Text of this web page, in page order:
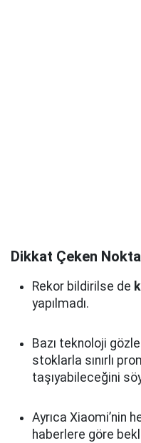
Dikkat Çeken
Rekor bildirilse de
yapılmadı.
Bazı teknoloji
stoklarla sınırlı
taşıyabileceğini
Ayrıca Xiaomi’nin
haberlere göre